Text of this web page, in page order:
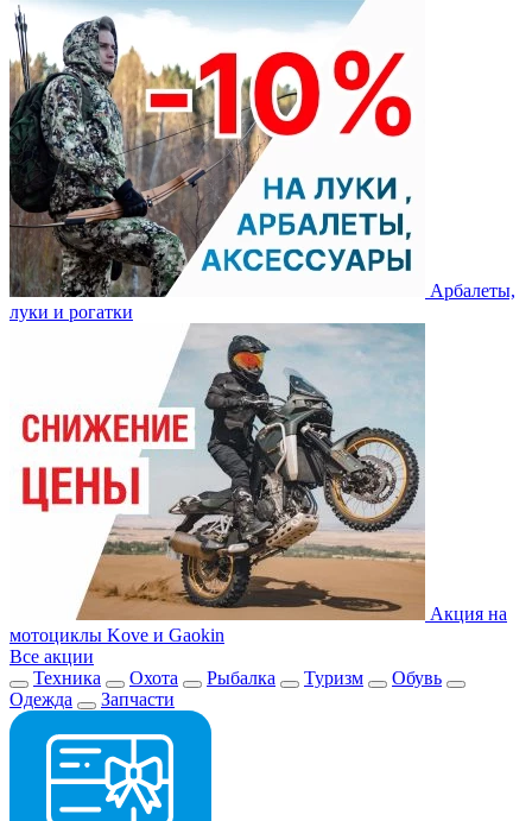
Арбалеты,
луки и рогатки
Акция на
мотоциклы Kove и Gaokin
Все акции
Техника
Охота Рыбалка Туризм
Обувь
Одежда
Запчасти